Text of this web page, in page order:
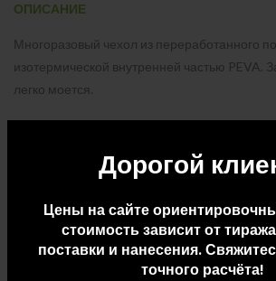
Дорогой
Цены на сайте
стоимость зависит от
поставки и нанесения.
точного расчёта!
ОПИСАНИЕ
Многоразовый чехол из переработанного
изотермической внутренней частью PEVA.
легко моется.
ДОПОЛНИТЕЛЬНАЯ ИНФОРМАЦИЯ
ДОСТАВКА И ОПЛАТА